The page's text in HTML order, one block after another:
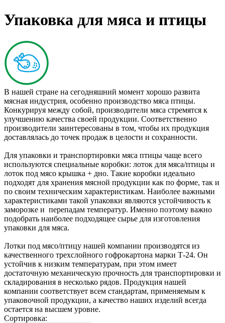
Упаковка для мяса и птицы
В нашей стране на сегодняшний момент хорошо развита
мясная индустрия, особенно производство мяса птицы.
Конкурируя между собой, производители мяса стремятся к
улучшению качества своей продукции. Соответственно
производители заинтересованы в том, чтобы их продукция
доставлялась до точек продаж в целости и сохранности.
Для упаковки и транспортировки мяса птицы чаще всего
используются специальные коробки: лоток для мяса/птицы и
лоток под мясо крышка + дно. Такие коробки идеально
подходят для хранения мясной продукции как по форме, так и
по своим техническим характеристикам. Наиболее важными
характеристиками такой упаковки являются устойчивость к
заморозке и перепадам температур. Именно поэтому важно
подобрать наиболее подходящее сырье для изготовления
упаковки для мяса.
Лотки под мясо/птицу нашей компании производятся из
качественного трехслойного гофрокартона марки Т-24. Он
устойчив к низким температурам, при этом имеет
достаточную механическую прочность для транспортировки и
складирования в несколько рядов. Продукция нашей
компании соответствует всем стандартам, применяемым к
упаковочной продукции, а качество наших изделий всегда
остается на высшем уровне.
Сортировка: